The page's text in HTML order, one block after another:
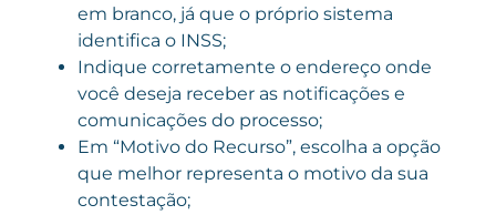
em branco, já que o próprio sistema
identifica o INSS;
Indique corretamente o endereço onde
você deseja receber as notificações e
comunicações do processo;
Em “Motivo do Recurso”, escolha a opção
que melhor representa o motivo da sua
contestação;